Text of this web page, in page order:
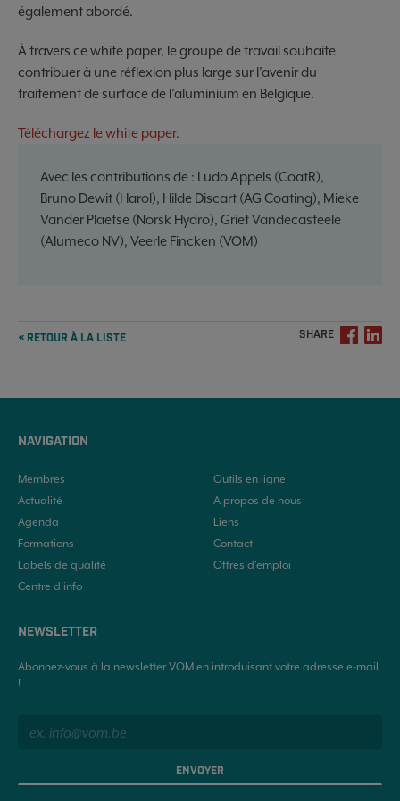
également abordé.
À travers ce white paper, le groupe de travail souhaite
contribuer à une réflexion plus large sur l’avenir du
traitement de surface de l’aluminium en Belgique.
Téléchargez le white paper.
Avec les contributions de : Ludo Appels (CoatR),
Bruno Dewit (Harol), Hilde Discart (AG Coating), Mieke
Vander Plaetse (Norsk Hydro), Griet Vandecasteele
(Alumeco NV), Veerle Fincken (VOM)
« RETOUR À LA LISTE SHARE
NAVIGATION
Membres
Actualité
Agenda
Formations
Labels de qualité
Centre d’info
Outils en ligne
A propos de nous
Liens
Contact
Offres d'emploi
NEWSLETTER
Abonnez-vous à la newsletter VOM en introduisant votre adresse e-mail
!
ENVOYER